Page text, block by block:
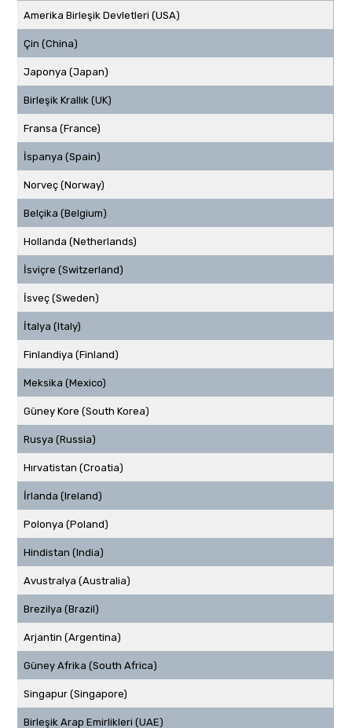
Amerika Birleşik Devletleri (USA)
Çin (China)
Japonya (Japan)
Birleşik Krallık (UK)
Fransa (France)
İspanya (Spain)
Norveç (Norway)
Belçika (Belgium)
Hollanda (Netherlands)
İsviçre (Switzerland)
İsveç (Sweden)
İtalya (Italy)
Finlandiya (Finland)
Meksika (Mexico)
Güney Kore (South Korea)
Rusya (Russia)
Hırvatistan (Croatia)
İrlanda (Ireland)
Polonya (Poland)
Hindistan (India)
Avustralya (Australia)
Brezilya (Brazil)
Arjantin (Argentina)
Güney Afrika (South Africa)
Singapur (Singapore)
Birleşik Arap Emirlikleri (UAE)